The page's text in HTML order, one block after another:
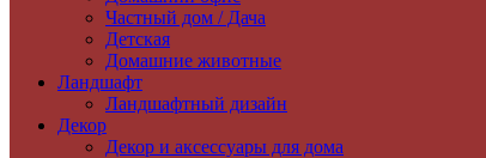
Частный дом / Дача
Детская
Домашние животные
Ландшафт
Ландшафтный дизайн
Декор
Декор и аксессуары для дома